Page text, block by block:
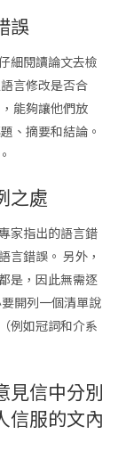
誤
細閱讀論文去檢
言修改是否合
能夠讓他們放
、摘要和結論。
之處
家指出的語言錯
言錯誤。 另外，
是，因此無需逐
開列一個清單說
例如冠詞和介系
見信中分別
信服的文內